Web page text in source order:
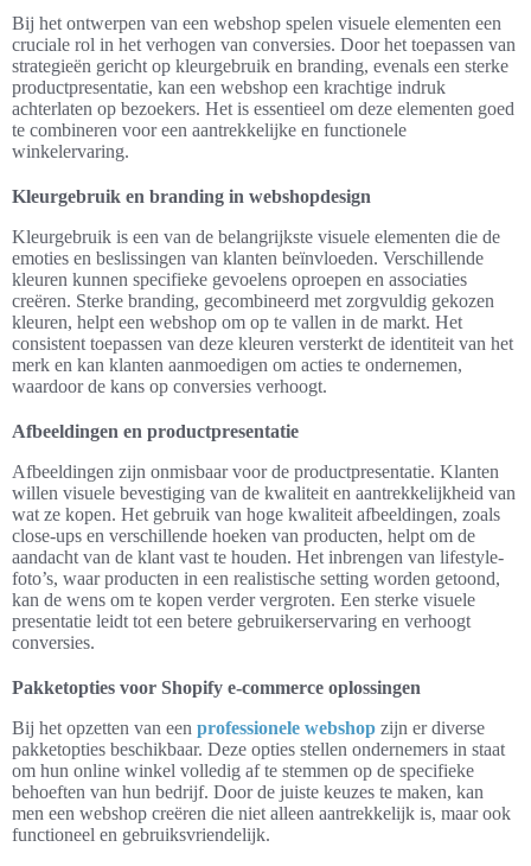
Bij het ontwerpen van een webshop spelen visuele elementen een
cruciale rol in het verhogen van conversies. Door het toepassen van
strategieën gericht op kleurgebruik en branding, evenals een sterke
productpresentatie, kan een webshop een krachtige indruk
achterlaten op bezoekers. Het is essentieel om deze elementen goed
te combineren voor een aantrekkelijke en functionele
winkelervaring.
Kleurgebruik en branding in webshopdesign
Kleurgebruik is een van de belangrijkste visuele elementen die de
emoties en beslissingen van klanten beïnvloeden. Verschillende
kleuren kunnen specifieke gevoelens oproepen en associaties
creëren. Sterke branding, gecombineerd met zorgvuldig gekozen
kleuren, helpt een webshop om op te vallen in de markt. Het
consistent toepassen van deze kleuren versterkt de identiteit van het
merk en kan klanten aanmoedigen om acties te ondernemen,
waardoor de kans op conversies verhoogt.
Afbeeldingen en productpresentatie
Afbeeldingen zijn onmisbaar voor de productpresentatie. Klanten
willen visuele bevestiging van de kwaliteit en aantrekkelijkheid van
wat ze kopen. Het gebruik van hoge kwaliteit afbeeldingen, zoals
close-ups en verschillende hoeken van producten, helpt om de
aandacht van de klant vast te houden. Het inbrengen van lifestyle-
foto’s, waar producten in een realistische setting worden getoond,
kan de wens om te kopen verder vergroten. Een sterke visuele
presentatie leidt tot een betere gebruikerservaring en verhoogt
conversies.
Pakketopties voor Shopify e-commerce oplossingen
Bij het opzetten van een professionele webshop zijn er diverse
pakketopties beschikbaar. Deze opties stellen ondernemers in staat
om hun online winkel volledig af te stemmen op de specifieke
behoeften van hun bedrijf. Door de juiste keuzes te maken, kan
men een webshop creëren die niet alleen aantrekkelijk is, maar ook
functioneel en gebruiksvriendelijk.